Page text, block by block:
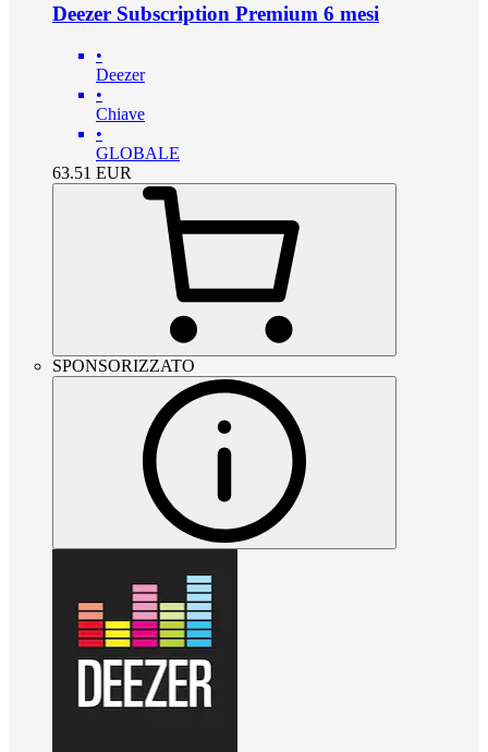
Deezer Subscription Premium 6 mesi
•
Deezer
•
Chiave
•
GLOBALE
63.51 EUR
SPONSORIZZATO